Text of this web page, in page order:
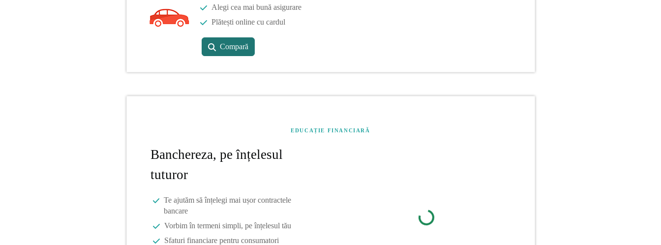
Alegi cea mai bună asigurare
Plătești online cu cardul
Compară
EDUCAȚIE FINANCIARĂ
Banchereza, pe înțelesul
tuturor
Te ajutăm să înțelegi mai ușor contractele
bancare
Vorbim în termeni simpli, pe înțelesul tău
Sfaturi financiare pentru consumatori